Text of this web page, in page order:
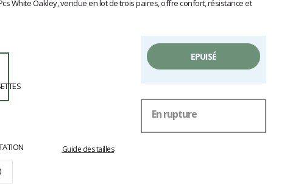
White Oakley, vendue en lot de trois paires, offre confort, résistance et
Guide des tailles
EPUISÉ
En rupture